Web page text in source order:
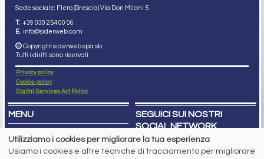
Sede sociale: Flero (Brescia) Via Don Milani 5
T. +39 030 254 00 06
E. info@siderweb.com
Copyright siderweb spa sb
Tutti i diritti sono riservati
Privacy policy
Cookie policy
Digital Services Act Policy
MENU
PREZZI ITALIA
MERCATI
SEGUICI SUI NOSTRI
SOCIAL NETWORK
Utilizziamo i cookies per migliorare la tua esperienza
Usiamo i cookies e altre tecniche di tracciamento per migliorare